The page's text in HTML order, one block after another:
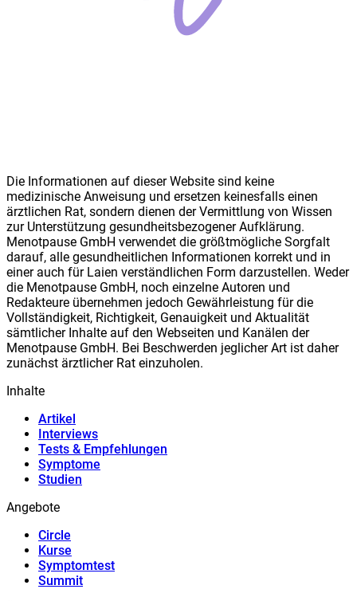
Die Informationen auf dieser Website sind keine
medizinische Anweisung und ersetzen keinesfalls einen
ärztlichen Rat, sondern dienen der Vermittlung von Wissen
zur Unterstützung gesundheitsbezogener Aufklärung.
Menotpause GmbH verwendet die größtmögliche Sorgfalt
darauf, alle gesundheitlichen Informationen korrekt und in
einer auch für Laien verständlichen Form darzustellen. Weder
die Menotpause GmbH, noch einzelne Autoren und
Redakteure übernehmen jedoch Gewährleistung für die
Vollständigkeit, Richtigkeit, Genauigkeit und Aktualität
sämtlicher Inhalte auf den Webseiten und Kanälen der
Menotpause GmbH. Bei Beschwerden jeglicher Art ist daher
zunächst ärztlicher Rat einzuholen.
Inhalte
Artikel
Interviews
Tests & Empfehlungen
Symptome
Studien
Angebote
Circle
Kurse
Symptomtest
Summit